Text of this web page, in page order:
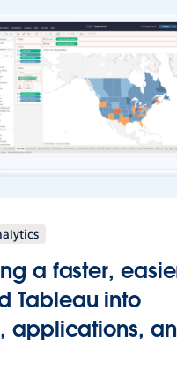
a faster,
Tableau into
applications,